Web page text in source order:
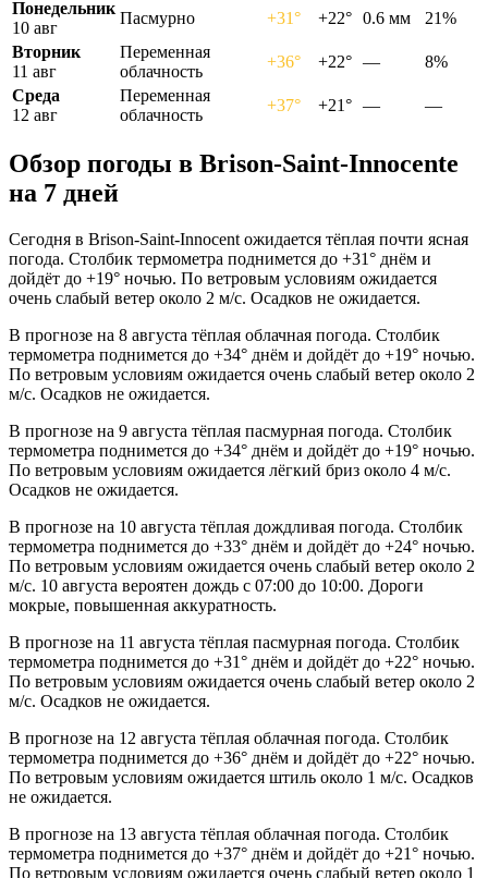
Понедельник
10 авг
Пасмурно +31° +22° 0.6 мм
21%
Вторник
11 авг
Переменная
облачность
+36° +22° —
8%
Среда
12 авг
Переменная
облачность
+37° +21° — —
Обзор погоды в Brison-Saint-Innocentе
на 7 дней
Сегодня в Brison-Saint-Innocent ожидается тёплая почти ясная
погода. Столбик термометра поднимется до +31° днём и
дойдёт до +19° ночью. По ветровым условиям ожидается
очень слабый ветер около 2 м/с. Осадков не ожидается.
В прогнозе на 8 августа тёплая облачная погода. Столбик
термометра поднимется до +34° днём и дойдёт до +19° ночью.
По ветровым условиям ожидается очень слабый ветер около 2
м/с. Осадков не ожидается.
В прогнозе на 9 августа тёплая пасмурная погода. Столбик
термометра поднимется до +34° днём и дойдёт до +19° ночью.
По ветровым условиям ожидается лёгкий бриз около 4 м/с.
Осадков не ожидается.
В прогнозе на 10 августа тёплая дождливая погода. Столбик
термометра поднимется до +33° днём и дойдёт до +24° ночью.
По ветровым условиям ожидается очень слабый ветер около 2
м/с. 10 августа вероятен дождь с 07:00 до 10:00. Дороги
мокрые, повышенная аккуратность.
В прогнозе на 11 августа тёплая пасмурная погода. Столбик
термометра поднимется до +31° днём и дойдёт до +22° ночью.
По ветровым условиям ожидается очень слабый ветер около 2
м/с. Осадков не ожидается.
В прогнозе на 12 августа тёплая облачная погода. Столбик
термометра поднимется до +36° днём и дойдёт до +22° ночью.
По ветровым условиям ожидается штиль около 1 м/с. Осадков
не ожидается.
В прогнозе на 13 августа тёплая облачная погода. Столбик
термометра поднимется до +37° днём и дойдёт до +21° ночью.
По ветровым условиям ожидается очень слабый ветер около 1